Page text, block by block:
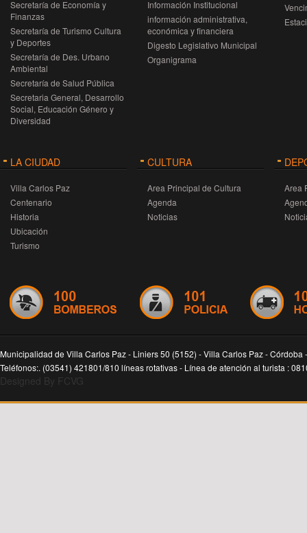
Secretaría de Economía y
Finanzas
Secretaría de Turismo Cultura
y Deportes
Secretaría de Des. Urbano
Ambiental
Secretaría de Salud Pública
Secretaria General, Desarrollo
Social, Educación Género y
Diversidad
Información Institucional
información administrativa,
económica y financiera
Digesto Legislativo Municipal
Organigrama
LA CIUDAD
Villa Carlos Paz
Centenario
Historia
Ubicación
Turismo
CULTURA
Area Principal de Cultura
Agenda
Noticias
Area
Municipalidad de Villa Carlos Paz - Liniers 50 (5152) - Villa Carlos Paz - Córdoba
Teléfonos:. (03541) 421801/810 líneas rotativas - Línea de atención al turista :
Designed By FCVG